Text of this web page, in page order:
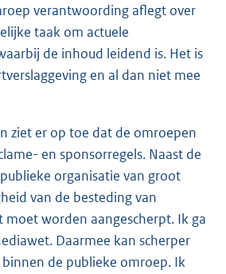
verantwoording aflegt over
taak om actuele
de inhoud leidend is. Het is
en al dan niet mee
ziet er op toe dat de omroepen
en sponsorregels. Naast de
organisatie van groot
van de besteding van
worden aangescherpt. Ik ga
Daarmee kan scherper
de publieke omroep. Ik